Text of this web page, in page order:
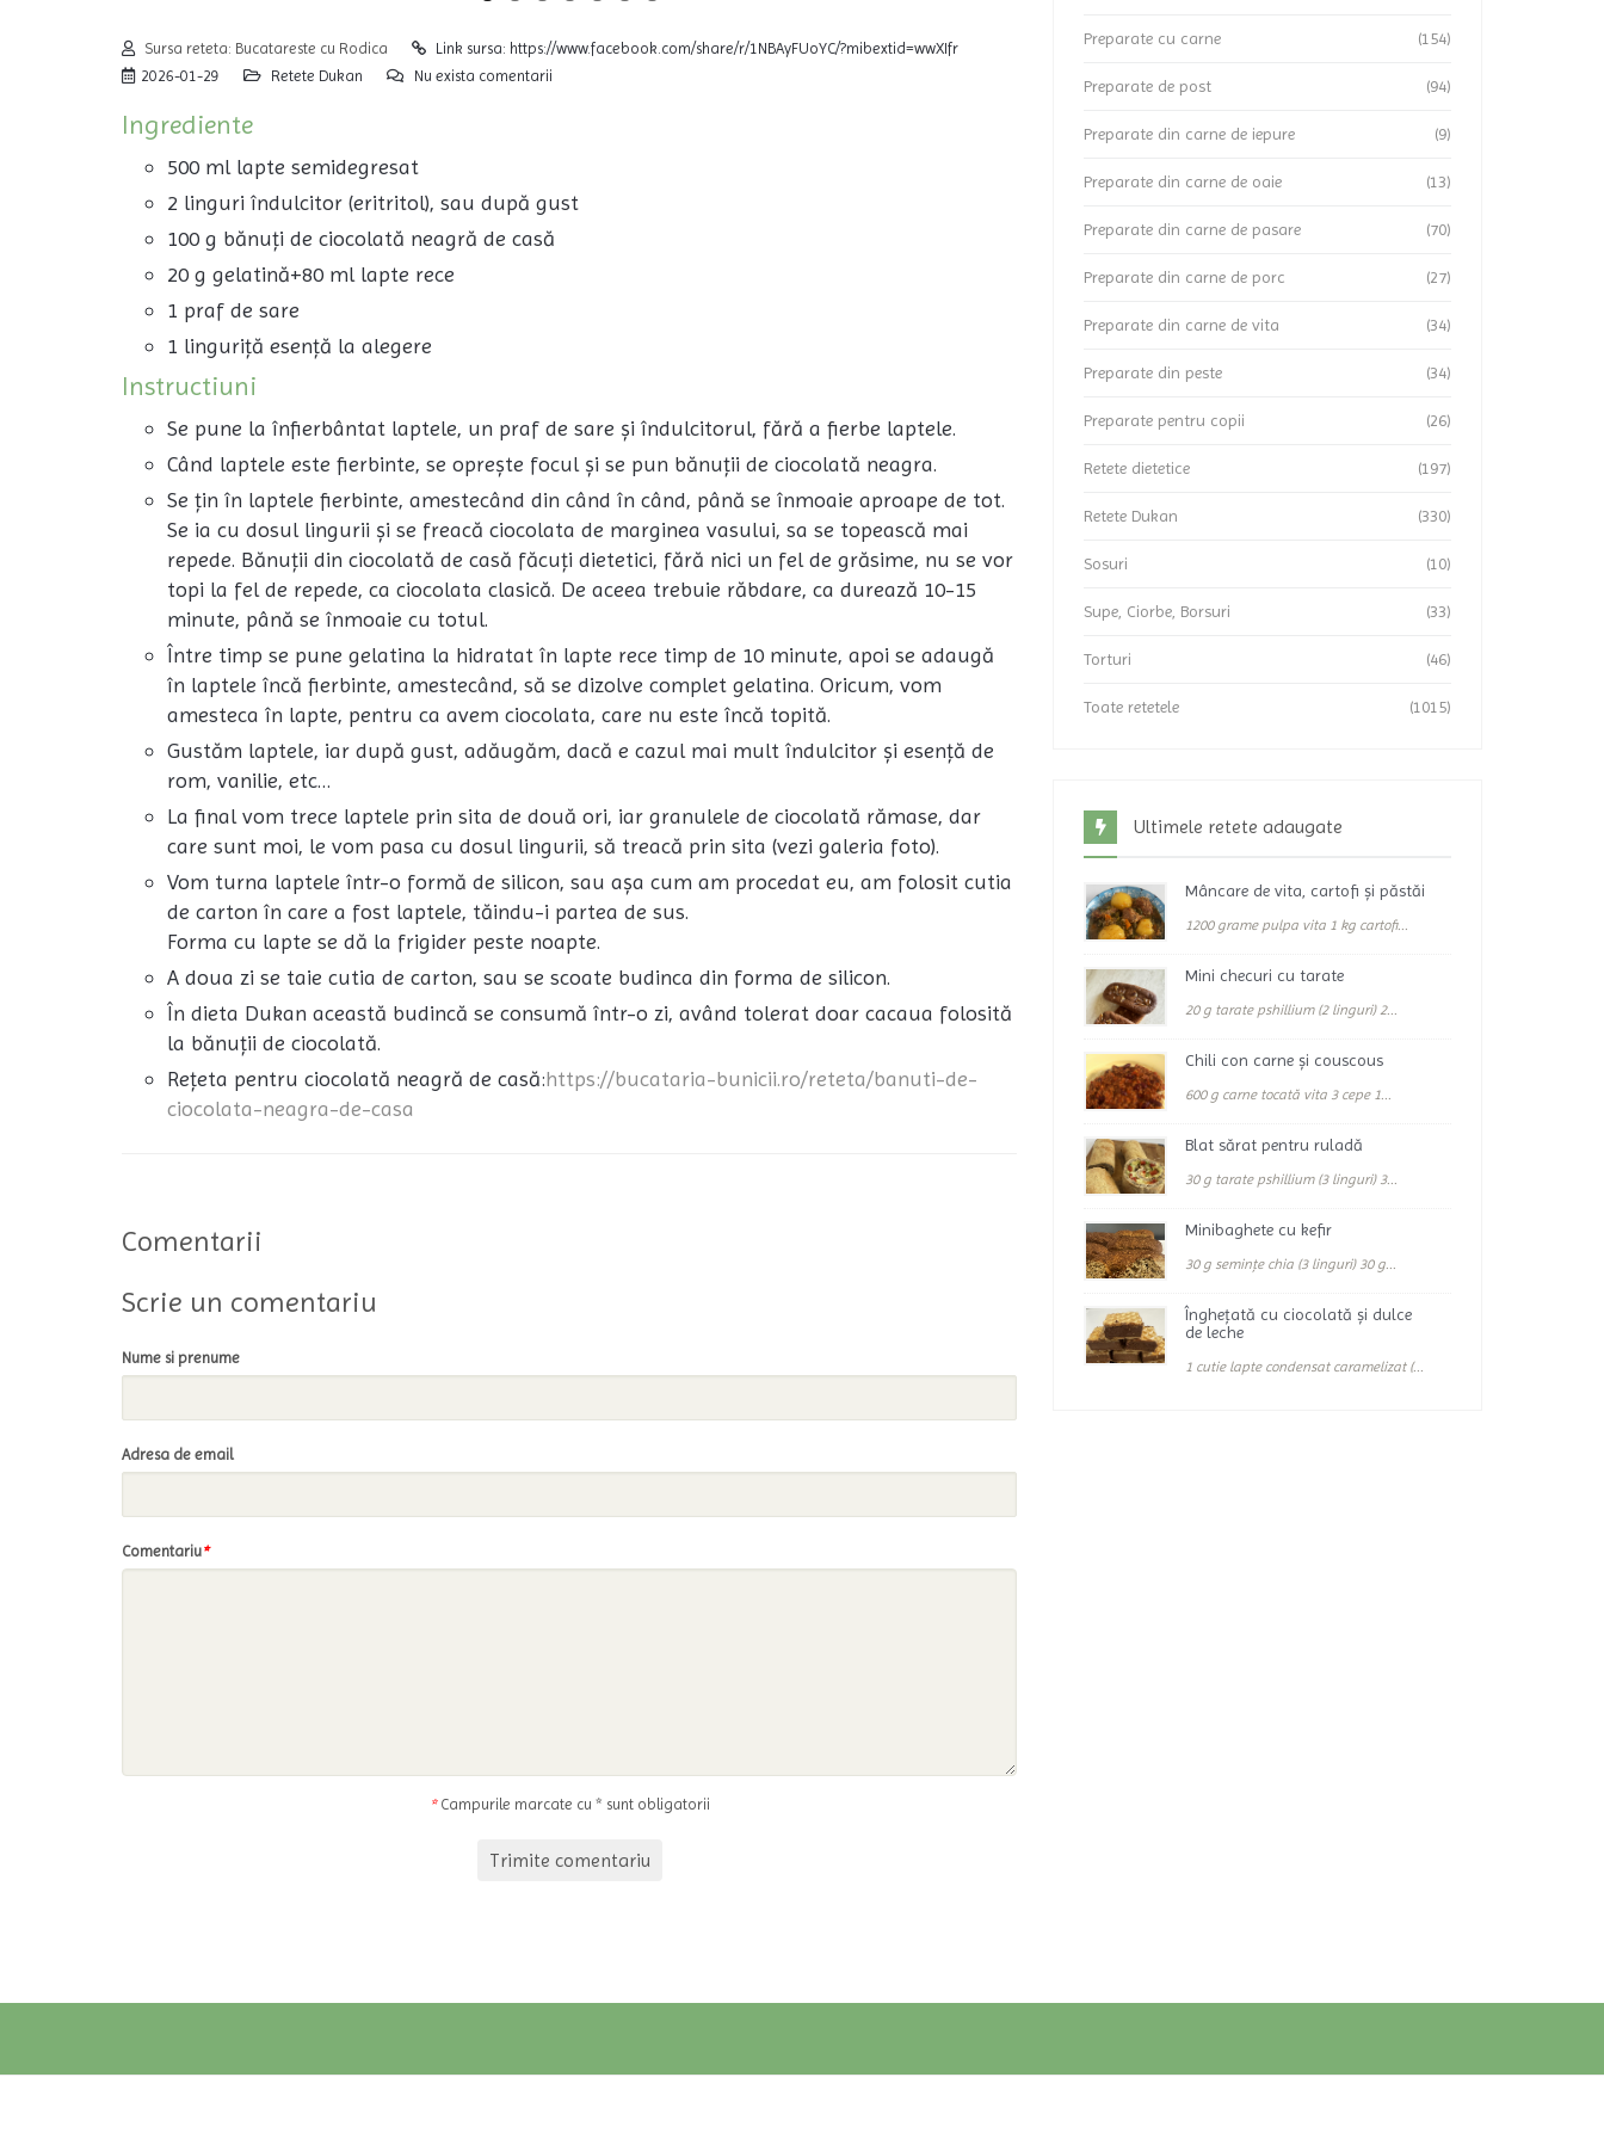
Sursa reteta: Bucatareste cu Rodica
Link sursa: https://www.facebook.com/share/r/1NBAyFUoYC/?mibextid=wwXIfr
2026-01-29
Retete Dukan Nu exista comentarii
Ingrediente
500 ml lapte semidegresat
2 linguri îndulcitor (eritritol), sau după gust
100 g bănuți de ciocolată neagră de casă
20 g gelatină+80 ml lapte rece
1 praf de sare
1 linguriță esență la alegere
Instructiuni
Se pune la înfierbântat laptele, un praf de sare și îndulcitorul, fără a fierbe laptele.
Când laptele este fierbinte, se oprește focul și se pun bănuții de ciocolată neagra.
Se țin în laptele fierbinte, amestecând din când în când, până se înmoaie aproape de tot.
Se ia cu dosul lingurii și se freacă ciocolata de marginea vasului, sa se topească mai
repede. Bănuții din ciocolată de casă făcuți dietetici, fără nici un fel de grăsime, nu se vor
topi la fel de repede, ca ciocolata clasică. De aceea trebuie răbdare, ca durează 10-15
minute, până se înmoaie cu totul.
Între timp se pune gelatina la hidratat în lapte rece timp de 10 minute, apoi se adaugă
în laptele încă fierbinte, amestecând, să se dizolve complet gelatina. Oricum, vom
amesteca în lapte, pentru ca avem ciocolata, care nu este încă topită.
Gustăm laptele, iar după gust, adăugăm, dacă e cazul mai mult îndulcitor și esență de
rom, vanilie, etc…
La final vom trece laptele prin sita de două ori, iar granulele de ciocolată rămase, dar
care sunt moi, le vom pasa cu dosul lingurii, să treacă prin sita (vezi galeria foto).
Vom turna laptele într-o formă de silicon, sau așa cum am procedat eu, am folosit cutia
de carton în care a fost laptele, tăindu-i partea de sus.
Forma cu lapte se dă la frigider peste noapte.
A doua zi se taie cutia de carton, sau se scoate budinca din forma de silicon.
În dieta Dukan această budincă se consumă într-o zi, având tolerat doar cacaua folosită
la bănuții de ciocolată.
Rețeta pentru ciocolată neagră de casă:https://bucataria-bunicii.ro/reteta/banuti-de-
ciocolata-neagra-de-casa
Comentarii
Scrie un comentariu
Nume si prenume
Adresa de email
Comentariu*
* Campurile marcate cu * sunt obligatorii
Trimite comentariu
Preparate cu carne (154)
Preparate de post (94)
Preparate din carne de iepure (9)
Preparate din carne de oaie (13)
Preparate din carne de pasare (70)
Preparate din carne de porc (27)
Preparate din carne de vita (34)
Preparate din peste (34)
Preparate pentru copii (26)
Retete dietetice (197)
Retete Dukan (330)
Sosuri (10)
Supe, Ciorbe, Borsuri (33)
Torturi (46)
Toate retetele (1015)
Ultimele retete adaugate
Mâncare de vita, cartofi și păstăi
1200 grame pulpa vita 1 kg cartofi...
Mini checuri cu tarate
20 g tarate pshillium (2 linguri) 2...
Chili con carne și couscous
600 g carne tocată vita 3 cepe 1...
Blat sărat pentru ruladă
30 g tarate pshillium (3 linguri) 3...
Minibaghete cu kefir
30 g semințe chia (3 linguri) 30 g...
Înghețată cu ciocolată și dulce
de leche
1 cutie lapte condensat caramelizat (...